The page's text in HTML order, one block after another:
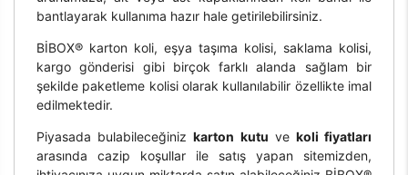
bantlayarak kullanıma hazır hale getirilebilirsiniz.
BİBOX® karton koli, eşya taşıma kolisi, saklama kolisi,
kargo gönderisi gibi birçok farklı alanda sağlam bir
şekilde paketleme kolisi olarak kullanılabilir özellikte imal
edilmektedir.
Piyasada bulabileceğinizkarton kutu ve koli fiyatları
arasında cazip koşullar ile satış yapan sitemizden,